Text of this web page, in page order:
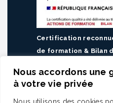
Nous accordons une
à votre vie privée
Certification
de formation & Bilan
Planifiez un échange
experts en QHSA